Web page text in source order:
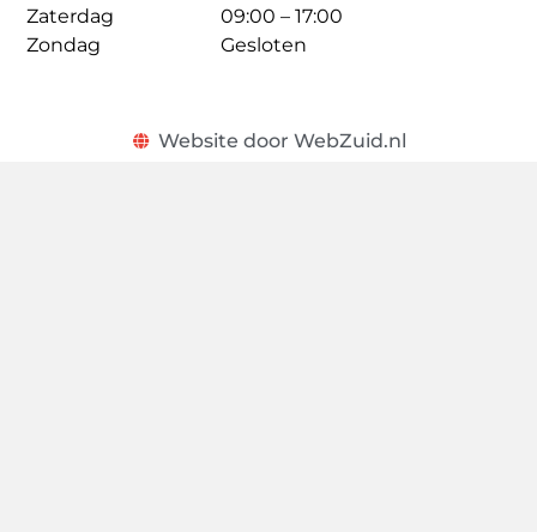
Zaterdag
Zondag
09:00 – 17:00
Gesloten
Website door WebZuid.nl